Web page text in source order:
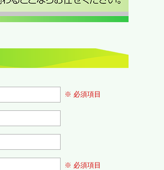
※ 必須項目
※ 必須項目